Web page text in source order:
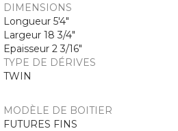
DIMENSIONS
Longueur 5'4"
Largeur 18 3/4"
Epaisseur 2 3/16"
TYPE DE DÉRIVES
TWIN
MODÈLE DE BOITIER
FUTURES FINS